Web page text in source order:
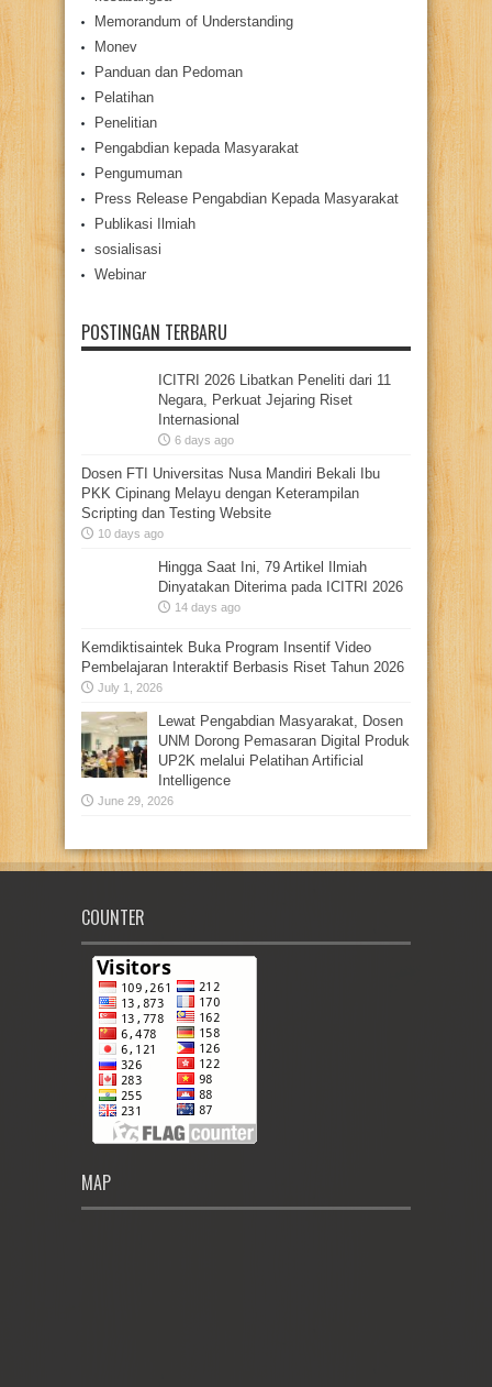
Memorandum of Understanding
Monev
Panduan dan Pedoman
Pelatihan
Penelitian
Pengabdian kepada Masyarakat
Pengumuman
Press Release Pengabdian Kepada Masyarakat
Publikasi Ilmiah
sosialisasi
Webinar
POSTINGAN TERBARU
ICITRI 2026 Libatkan Peneliti dari 11
Negara, Perkuat Jejaring Riset
Internasional
6 days ago
Dosen FTI Universitas Nusa Mandiri Bekali Ibu
PKK Cipinang Melayu dengan Keterampilan
Scripting dan Testing Website
10 days ago
Hingga Saat Ini, 79 Artikel Ilmiah
Dinyatakan Diterima pada ICITRI 2026
14 days ago
Kemdiktisaintek Buka Program Insentif Video
Pembelajaran Interaktif Berbasis Riset Tahun 2026
July 1, 2026
Lewat Pengabdian Masyarakat, Dosen
UNM Dorong Pemasaran Digital Produk
UP2K melalui Pelatihan Artificial
Intelligence
June 29, 2026
COUNTER
MAP